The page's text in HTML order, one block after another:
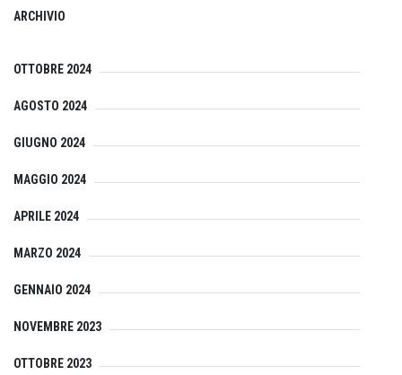
ARCHIVIO
OTTOBRE 2024
AGOSTO 2024
GIUGNO 2024
MAGGIO 2024
APRILE 2024
MARZO 2024
GENNAIO 2024
NOVEMBRE 2023
OTTOBRE 2023